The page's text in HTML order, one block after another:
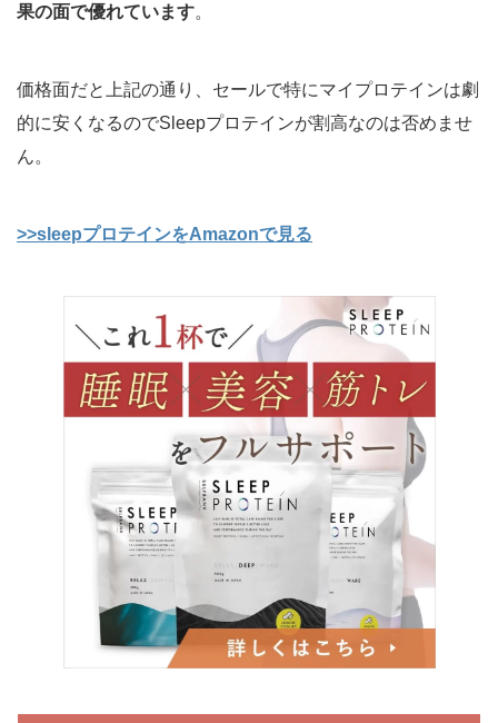
果の面で優れています。
価格面だと上記の通り、セールで特にマイプロテインは劇
的に安くなるのでSleepプロテインが割高なのは否めませ
ん。
>>sleepプロテインをAmazonで見る